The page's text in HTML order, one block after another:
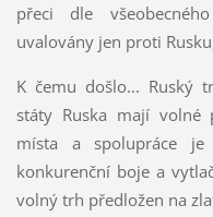
přeci dle
uvalovány jen proti
K čemu došlo... Ruský
státy Ruska mají volné
místa a spolupráce je
konkurenční boje a
volný trh předložen na